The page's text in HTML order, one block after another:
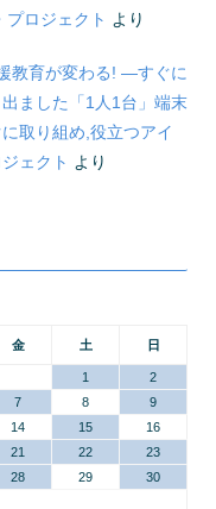
プロジェクト より
教育が変わる! ―すぐに
出ました「1人1台」端末
取り組め,役立つアイ
ェクト より
金 土 日
1
2
7 8
9
14 15
16
21 22
23
28 29
30